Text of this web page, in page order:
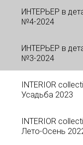
ИНТЕРЬЕР в
№4-2024
ИНТЕРЬЕР в
№3-2024
INTERIOR
Усадьба 2023
INTERIOR
Лето-Осень